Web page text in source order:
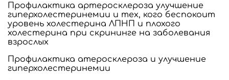
Профилактика артеросклероза улучшение
гиперхолестеринемии и тех, кого беспокоит
уровень холестерина ЛПНП и плохого
холестерина при скрининге на заболевания
взрослых
Профилактика атеросклероза и улучшение
гиперхолестеринемии